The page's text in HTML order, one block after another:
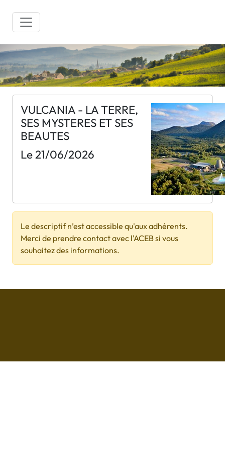
VULCANIA - LA TERRE,
SES MYSTERES ET SES
BEAUTES
Le 21/06/2026
Le descriptif n’est accessible qu'aux adhérents.
Merci de prendre contact avec l'ACEB si vous
souhaitez des informations.